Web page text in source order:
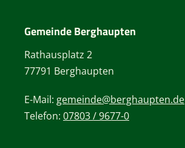
Gemeinde Berghaupten
Rathausplatz 2
77791 Berghaupten
E-Mail: gemeinde@berghaupten.de
Telefon: 07803 / 9677-0